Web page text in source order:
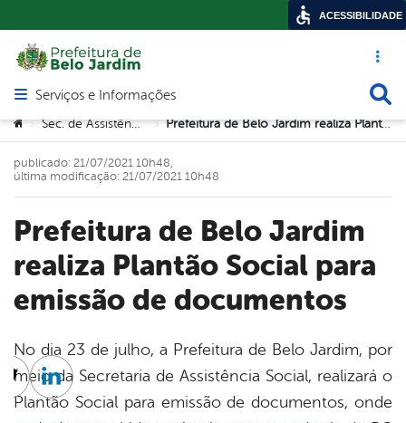
Acesso
Abrir menu principal de navegação
Serviços e Informações
Você está aqui:
> Sec. de Assistência Social > Prefeitura de Belo Jardim realiza Plantão Social para emissão de documentos
Prefeitura de Belo Jardim
realiza Plantão Social para
emissão de documentos
publicado: 21/07/2021 10h48,
última modificação: 21/07/2021 10h48
No dia 23 de julho, a Prefeitura de Belo Jardim, por
meio da Secretaria de Assistência Social, realizará o
Plantão Social para emissão de documentos, onde
Twitter
Linkedin
ACESSIBILIDADE